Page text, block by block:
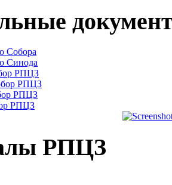
Собора
Синода
РПЦЗ
РПЦЗ
РПЦЗ
РПЦЗ
РПЦЗ